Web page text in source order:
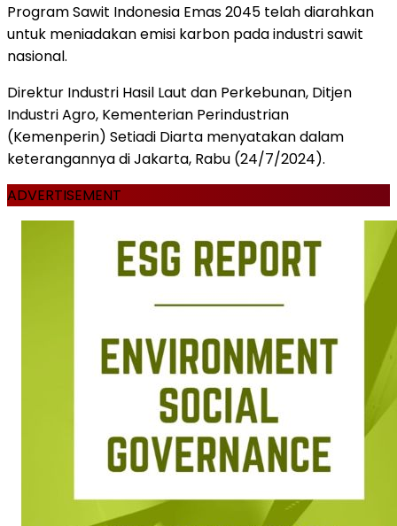
Program Sawit Indonesia Emas 2045 telah diarahkan
untuk meniadakan emisi karbon pada industri sawit
nasional.
Direktur Industri Hasil Laut dan Perkebunan, Ditjen
Industri Agro, Kementerian Perindustrian
(Kemenperin) Setiadi Diarta menyatakan dalam
keterangannya di Jakarta, Rabu (24/7/2024).
ADVERTISEMENT